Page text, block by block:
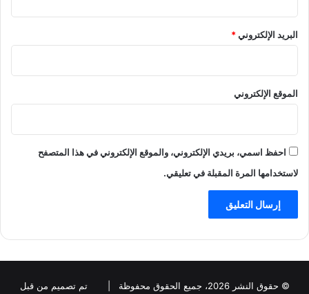
البريد الإلكتروني*
الموقع الإلكتروني
احفظ اسمي، بريدي الإلكتروني، والموقع الإلكتروني في هذا المتصفح
لاستخدامها المرة المقبلة في تعليقي.
© حقوق النشر 2026، جميع الحقوق محفوظة | تم تصميم من قبل